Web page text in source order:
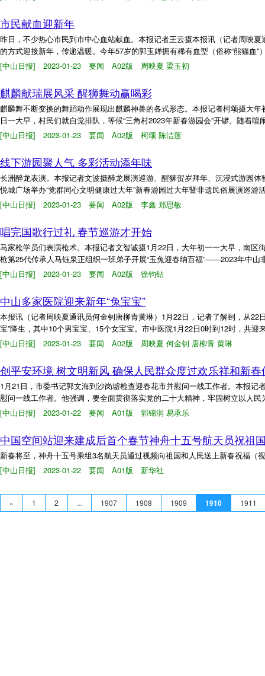
市民献血迎新年
昨日，不少热心市民到市中心血站献血。本报记者王云摄本报讯（记者周映
的方式迎接新年，传递温暖。今年57岁的郭玉婵拥有稀有血型（俗称“熊猫血
[中山日报] 2023-01-23 要闻 A02版 周映夏 梁玉初
麒麟献瑞展风采 醒狮舞动赢喝彩
麒麟舞不断变换的舞蹈动作展现出麒麟神兽的各式形态。本报记者柯颂摄大
日一大早，村民们就自觉排队，等候“三角村2023年新春游园会”开锣。随着
[中山日报] 2023-01-23 要闻 A02版 柯颂 陈洁莲
线下游园聚人气 多彩活动添年味
长洲醉龙表演。本报记者文波摄醉龙展演巡游、醒狮贺岁拜年、沉浸式游园
悦城广场举办“党群同心文明健康过大年”新春游园过大年暨非遗民俗展演巡
[中山日报] 2023-01-23 要闻 A02版 李鑫 郑思敏
唱完国歌行过礼 春节巡游才开始
马家枪学员们表演枪术。本报记者文智诚摄1月22日，大年初一一大早，南
枪第25代传承人马钰泉正组织一班弟子开展“玉兔迎春纳百福”——2023年中
[中山日报] 2023-01-23 要闻 A02版 徐钧钻
中山多家医院迎来新年“兔宝宝”
本报讯（记者周映夏通讯员何金钊唐柳青黄琳）1月22日，记者了解到，从
宝”降生，其中10个男宝宝、15个女宝宝。市中医院1月22日0时到12时，共
[中山日报] 2023-01-23 要闻 A02版 周映夏 何金钊 唐柳青 黄琳
创平安环境 树文明新风 确保人民群众度过欢乐祥和新春
1月21日，市委书记郭文海到沙岗墟检查迎春花市并慰问一线工作者。本报
慰问一线工作者。他强调，要全面贯彻落实党的二十大精神，牢固树立以人
[中山日报] 2023-01-22 要闻 A01版 郭锦润 易承乐
中国空间站迎来建成后首个春节神舟十五号航天员祝祖
新春将至，神舟十五号乘组3名航天员通过视频向祖国和人民送上新春祝福（
[中山日报] 2023-01-22 要闻 A01版 新华社
« 1 2 ... 1907 1908 1909 1910 1911